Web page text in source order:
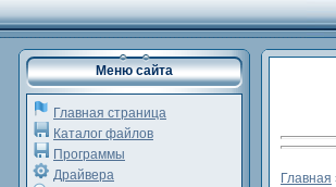
Меню сайта
Главная страница
Каталог файлов
Программы
Драйвера
Главная